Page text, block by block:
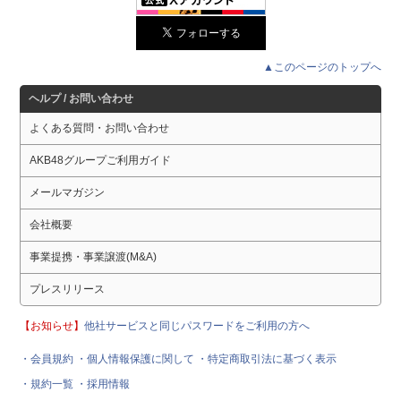
▲このページのトップへ
ヘルプ / お問い合わせ
よくある質問・お問い合わせ
AKB48グループご利用ガイド
メールマガジン
会社概要
事業提携・事業譲渡(M&A)
プレスリリース
【お知らせ】他社サービスと同じパスワードをご利用の方へ
・会員規約 ・個人情報保護に関して
・特定商取引法に基づく表示
・規約一覧 ・採用情報